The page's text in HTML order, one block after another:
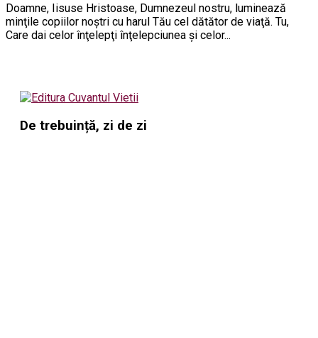
Doamne, Iisuse Hristoase, Dumnezeul nostru, luminează
minţile copiilor noştri cu harul Tău cel dătător de viaţă. Tu,
Care dai celor înţelepţi înţelepciunea şi celor...
De trebuință, zi de zi